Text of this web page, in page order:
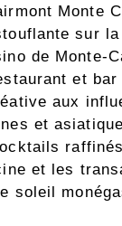
Monte
sur
de Monte-
et bar
aux
et
et les
soleil